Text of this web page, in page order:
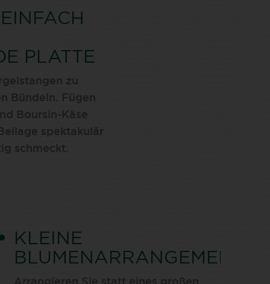
PLATTE
zu
Bündeln. Fügen
Boursin-Käse
spektakulär
schmeckt.
KLEINE
BLUMENARRANGEMENTS